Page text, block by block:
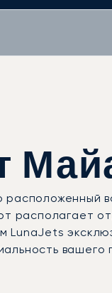
располагает
LunaJets
вашего